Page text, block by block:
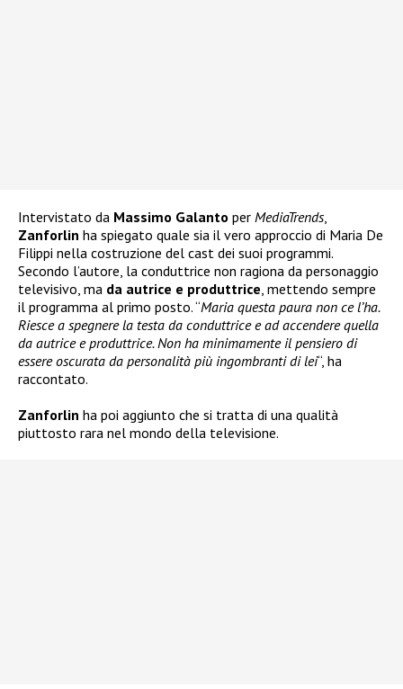
Intervistato da Massimo Galanto per MediaTrends,
Zanforlin ha spiegato quale sia il vero approccio di Maria De
Filippi nella costruzione del cast dei suoi programmi.
Secondo l’autore, la conduttrice non ragiona da personaggio
televisivo, ma da autrice e produttrice, mettendo sempre
il programma al primo posto. “Maria questa paura non ce l’ha.
Riesce a spegnere la testa da conduttrice e ad accendere quella
da autrice e produttrice. Non ha minimamente il pensiero di
essere oscurata da personalità più ingombranti di lei“, ha
raccontato.
Zanforlin ha poi aggiunto che si tratta di una qualità
piuttosto rara nel mondo della televisione.